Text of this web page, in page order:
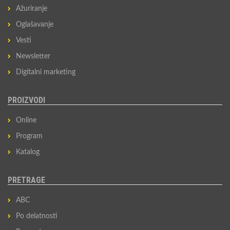
Ažuriranje
Oglašavanje
Vesti
Newsletter
Digitalni marketing
PROIZVODI
Online
Program
Katalog
PRETRAGE
ABC
Po delatnosti